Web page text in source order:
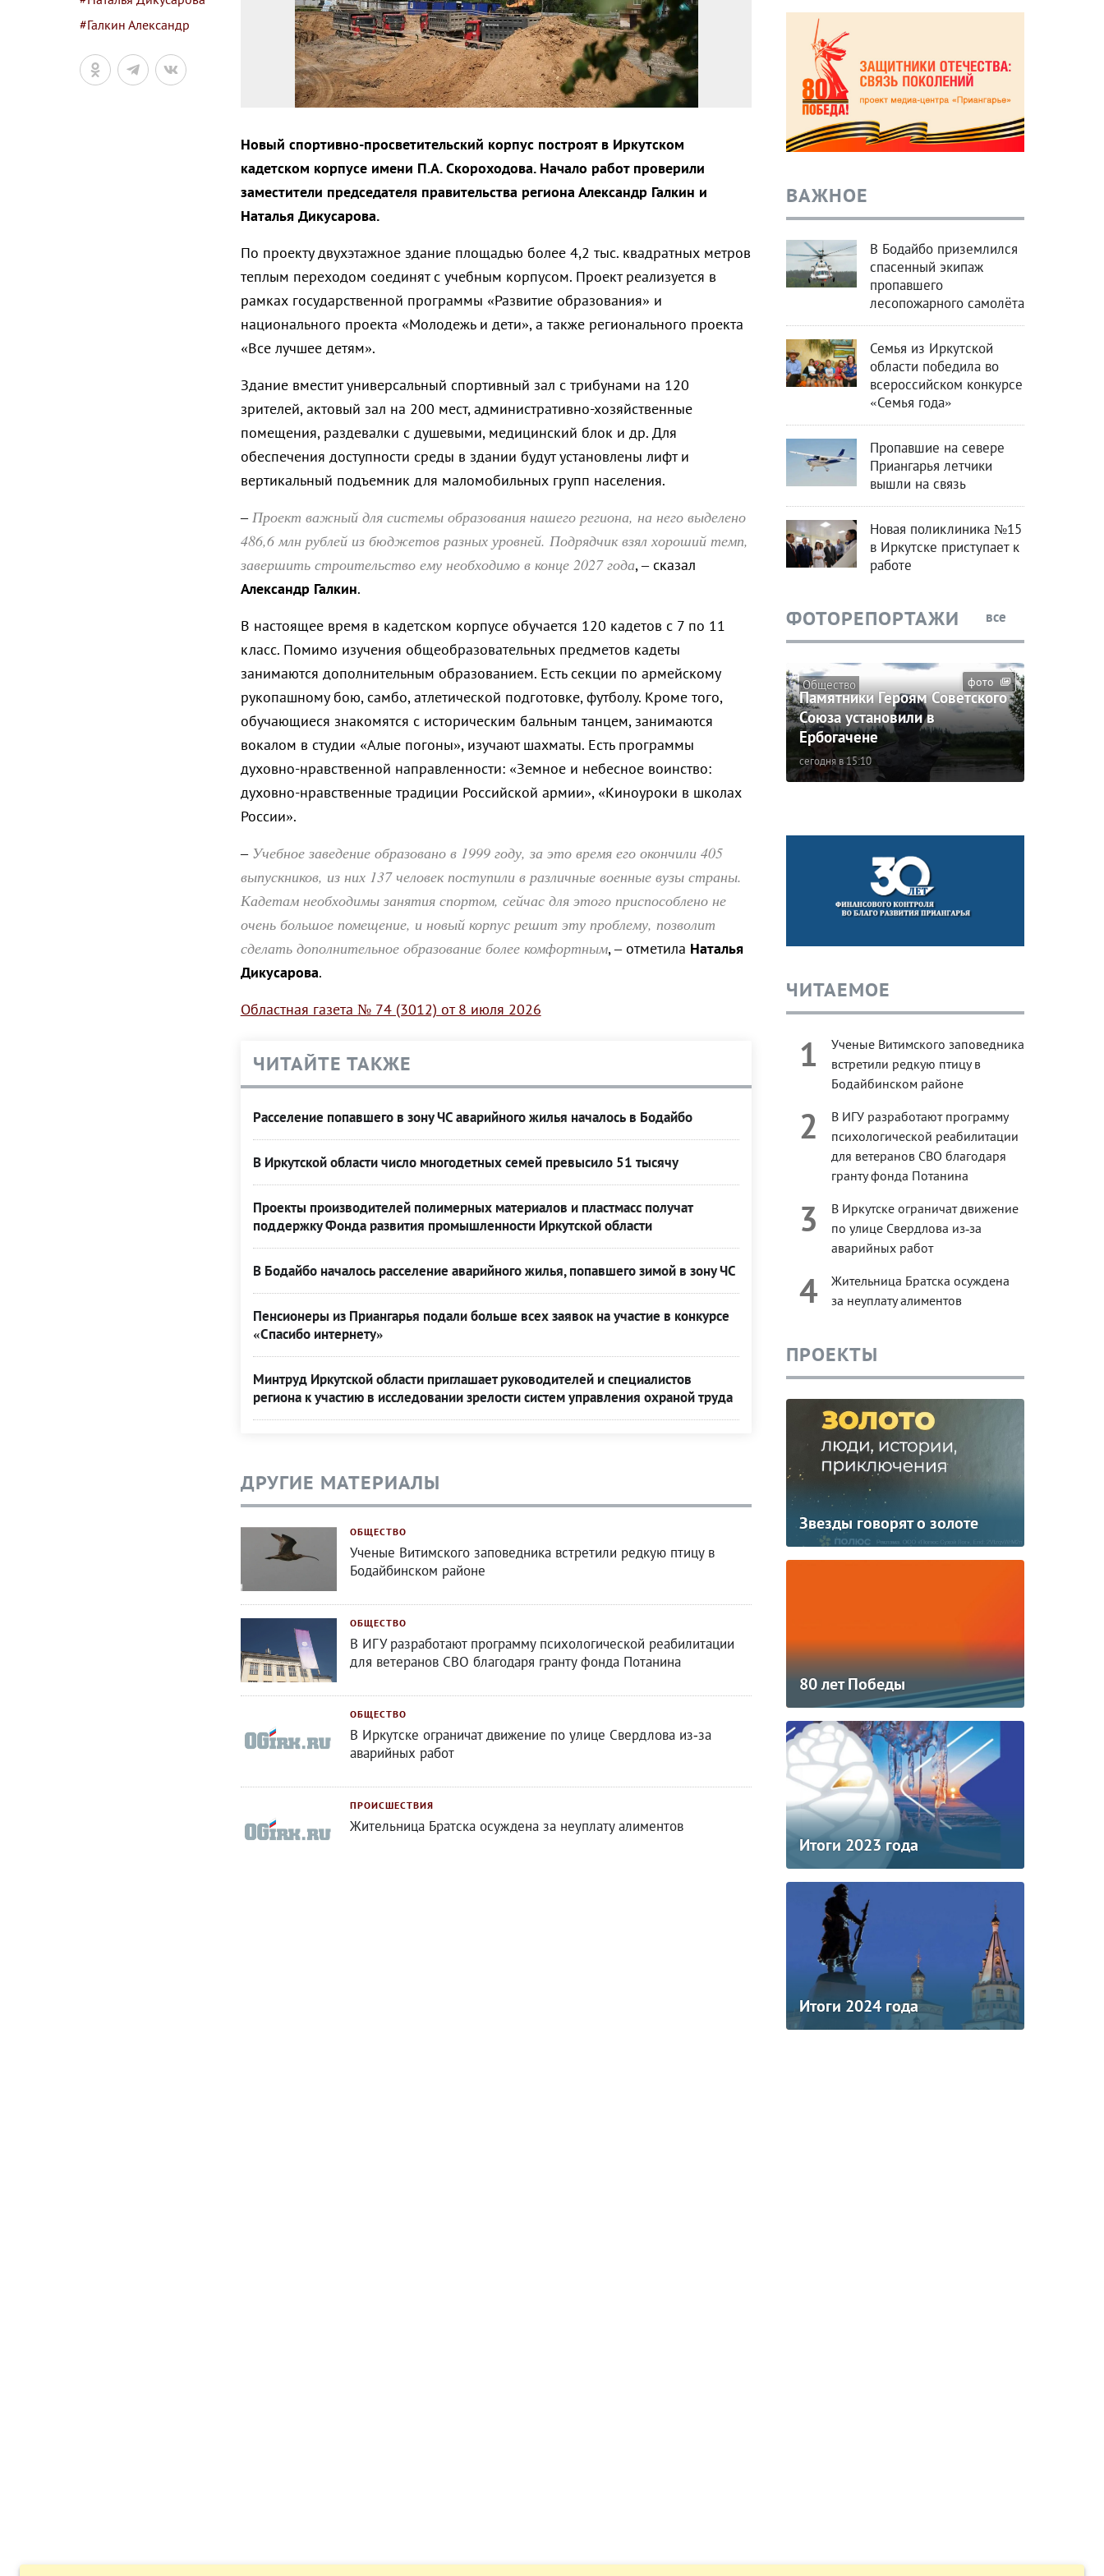
#Галкин Александр
Новый спортивно-просветительский корпус построят в Иркутском
кадетском корпусе имени П.А. Скороходова. Начало работ проверили
заместители председателя правительства региона Александр Галкин и
Наталья Дикусарова.
По проекту двухэтажное здание площадью более 4,2 тыс. квадратных метров
теплым переходом соединят с учебным корпусом. Проект реализуется в
рамках государственной программы «Развитие образования» и
национального проекта «Молодежь и дети», а также регионального проекта
«Все лучшее детям».
Здание вместит универсальный спортивный зал с трибунами на 120
зрителей, актовый зал на 200 мест, административно-хозяйственные
помещения, раздевалки с душевыми, медицинский блок и др. Для
обеспечения доступности среды в здании будут установлены лифт и
вертикальный подъемник для маломобильных групп населения.
–Проект важный для системы образования нашего региона, на него выделено
486,6 млн рублей из бюджетов разных уровней. Подрядчик взял хороший темп,
завершить строительство ему необходимо в конце 2027 года, – сказал
Александр Галкин.
В настоящее время в кадетском корпусе обучается 120 кадетов с 7 по 11
класс. Помимо изучения общеобразовательных предметов кадеты
занимаются дополнительным образованием. Есть секции по армейскому
рукопашному бою, самбо, атлетической подготовке, футболу. Кроме того,
обучающиеся знакомятся с историческим бальным танцем, занимаются
вокалом в студии «Алые погоны», изучают шахматы. Есть программы
духовно-нравственной направленности: «Земное и небесное воинство:
духовно-нравственные традиции Российской армии», «Киноуроки в школах
России».
– Учебное заведение образовано в 1999 году, за это время его окончили 405
выпускников, из них 137 человек поступили в различные военные вузы страны.
Кадетам необходимы занятия спортом, сейчас для этого приспособлено не
очень большое помещение, и новый корпус решит эту проблему, позволит
сделать дополнительное образование более комфортным, – отметила Наталья
Дикусарова.
Областная газета № 74 (3012) от 8 июля 2026
ЧИТАЙТЕ ТАКЖЕ
Расселение попавшего в зону ЧС аварийного жилья началось в Бодайбо
В Иркутской области число многодетных семей превысило 51 тысячу
Проекты производителей полимерных материалов и пластмасс получат
поддержку Фонда развития промышленности Иркутской области
В Бодайбо началось расселение аварийного жилья, попавшего зимой в зону ЧС
Пенсионеры из Приангарья подали больше всех заявок на участие в конкурсе
«Спасибо интернету»
Минтруд Иркутской области приглашает руководителей и специалистов
региона к участию в исследовании зрелости систем управления охраной труда
ДРУГИЕ МАТЕРИАЛЫ
ОБЩЕСТВО
Ученые Витимского заповедника встретили редкую птицу в
Бодайбинском районе
ОБЩЕСТВО
В ИГУ разработают программу психологической реабилитации
для ветеранов СВО благодаря гранту фонда Потанина
ОБЩЕСТВО
В Иркутске ограничат движение по улице Свердлова из‑за
аварийных работ
ПРОИСШЕСТВИЯ
Жительница Братска осуждена за неуплату алиментов
ВАЖНОЕ
В Бодайбо приземлился
спасенный экипаж
пропавшего
лесопожарного самолёта
Семья из Иркутской
области победила во
всероссийском конкурсе
«Семья года»
Пропавшие на севере
Приангарья летчики
вышли на связь
Новая поликлиника №15
в Иркутске приступает к
работе
ФОТОРЕПОРТАЖИ все
фото
Общество
Памятники Героям Советского
Союза установили в
Ербогачене
сегодня в 15:10
ЧИТАЕМОЕ
1
Ученые Витимского заповедника
встретили редкую птицу в
Бодайбинском районе
2
В ИГУ разработают программу
психологической реабилитации
для ветеранов СВО благодаря
гранту фонда Потанина
3
В Иркутске ограничат движение
по улице Свердлова из‑за
аварийных работ
4
Жительница Братска осуждена
за неуплату алиментов
ПРОЕКТЫ
Звезды говорят о золоте
80 лет Победы
Итоги 2023 года
Итоги 2024 года